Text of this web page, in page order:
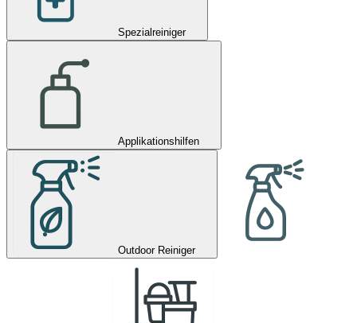
Spezialreiniger
Applikationshilfen
Outdoor Reiniger